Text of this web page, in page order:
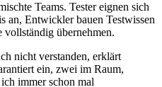
Teams. Tester eignen sich
an, Entwickler bauen Testwissen
vollständig übernehmen.
nicht verstanden, erklärt
ein, zwei im Raum,
immer schon mal